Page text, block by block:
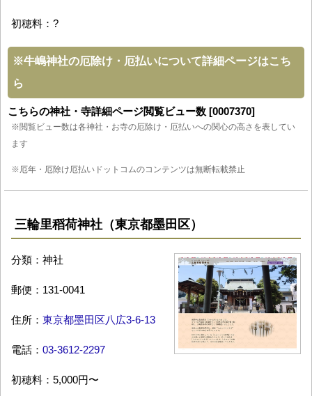
初穂料：?
※牛嶋神社の厄除け・厄払いについて詳細ページはこち
ら
こちらの神社・寺詳細ページ閲覧ビュー数 [0007370]
※閲覧ビュー数は各神社・お寺の厄除け・厄払いへの関心の高さを表してい
ます
※厄年・厄除け厄払いドットコムのコンテンツは無断転載禁止
三輪里稻荷神社（東京都墨田区）
分類：神社
郵便：131-0041
住所： 東京都墨田区八広3-6-13
電話： 03-3612-2297
初穂料：5,000円〜